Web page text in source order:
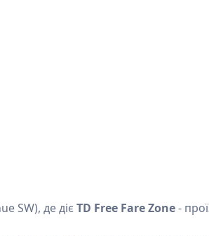
SW), де дієTD Free Fare Zone-